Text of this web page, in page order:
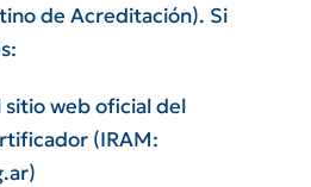
de Acreditación). Si
sitio web oficial del
(IRAM:
)